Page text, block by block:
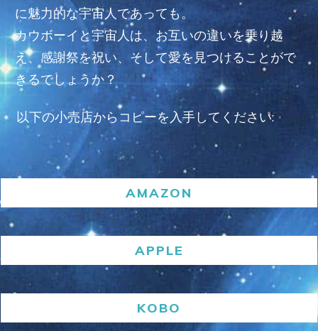
に魅力的な宇宙人であっても。
カウボーイと宇宙人は、お互いの違いを乗り越
え、感謝祭を祝い、そして愛を見つけることがで
きるでしょうか？
以下の小売店からコピーを入手してください:
AMAZON
APPLE
KOBO